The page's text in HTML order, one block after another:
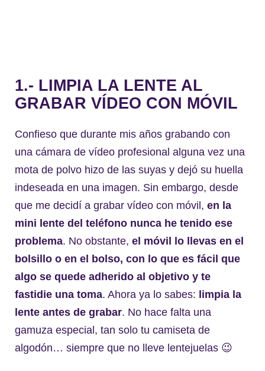
1.- LIMPIA LA LENTE AL
GRABAR VÍDEO CON MÓVIL
Confieso que durante mis años grabando con
una cámara de vídeo profesional alguna vez una
mota de polvo hizo de las suyas y dejó su huella
indeseada en una imagen. Sin embargo, desde
que me decidí a grabar vídeo con móvil, en la
mini lente del teléfono nunca he tenido ese
problema. No obstante, el móvil lo llevas en el
bolsillo o en el bolso, con lo que es fácil que
algo se quede adherido al objetivo y te
fastidie una toma. Ahora ya lo sabes: limpia la
lente antes de grabar. No hace falta una
gamuza especial, tan solo tu camiseta de
algodón… siempre que no lleve lentejuelas 😉